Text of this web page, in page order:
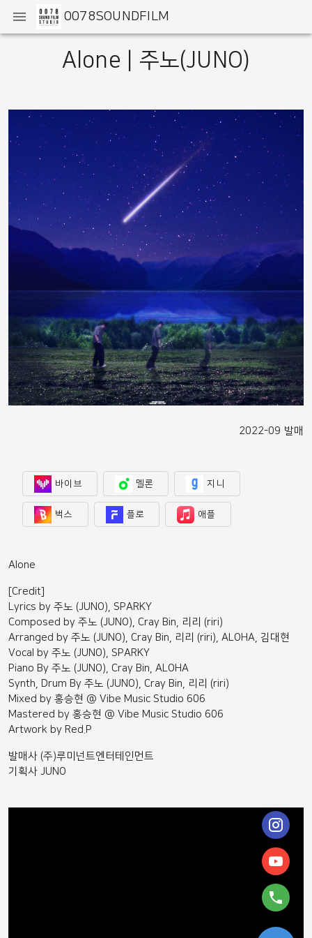
0078SOUNDFILM
Alone | 주노(JUNO)
2022-09 발매
바이브 멜론 지니
벅스 플로 애플
Alone
[Credit]
Lyrics by 주노 (JUNO), SPARKY
Composed by 주노 (JUNO), Cray Bin, 리리 (riri)
Arranged by 주노 (JUNO), Cray Bin, 리리 (riri), ALOHA, 김대현
Vocal by 주노 (JUNO), SPARKY
Piano By 주노 (JUNO), Cray Bin, ALOHA
Synth, Drum By 주노 (JUNO), Cray Bin, 리리 (riri)
Mixed by 홍승현 @ Vibe Music Studio 606
Mastered by 홍승현 @ Vibe Music Studio 606
Artwork by Red.P
발매사 (주)루미넌트엔터테인먼트
기획사 JUNO